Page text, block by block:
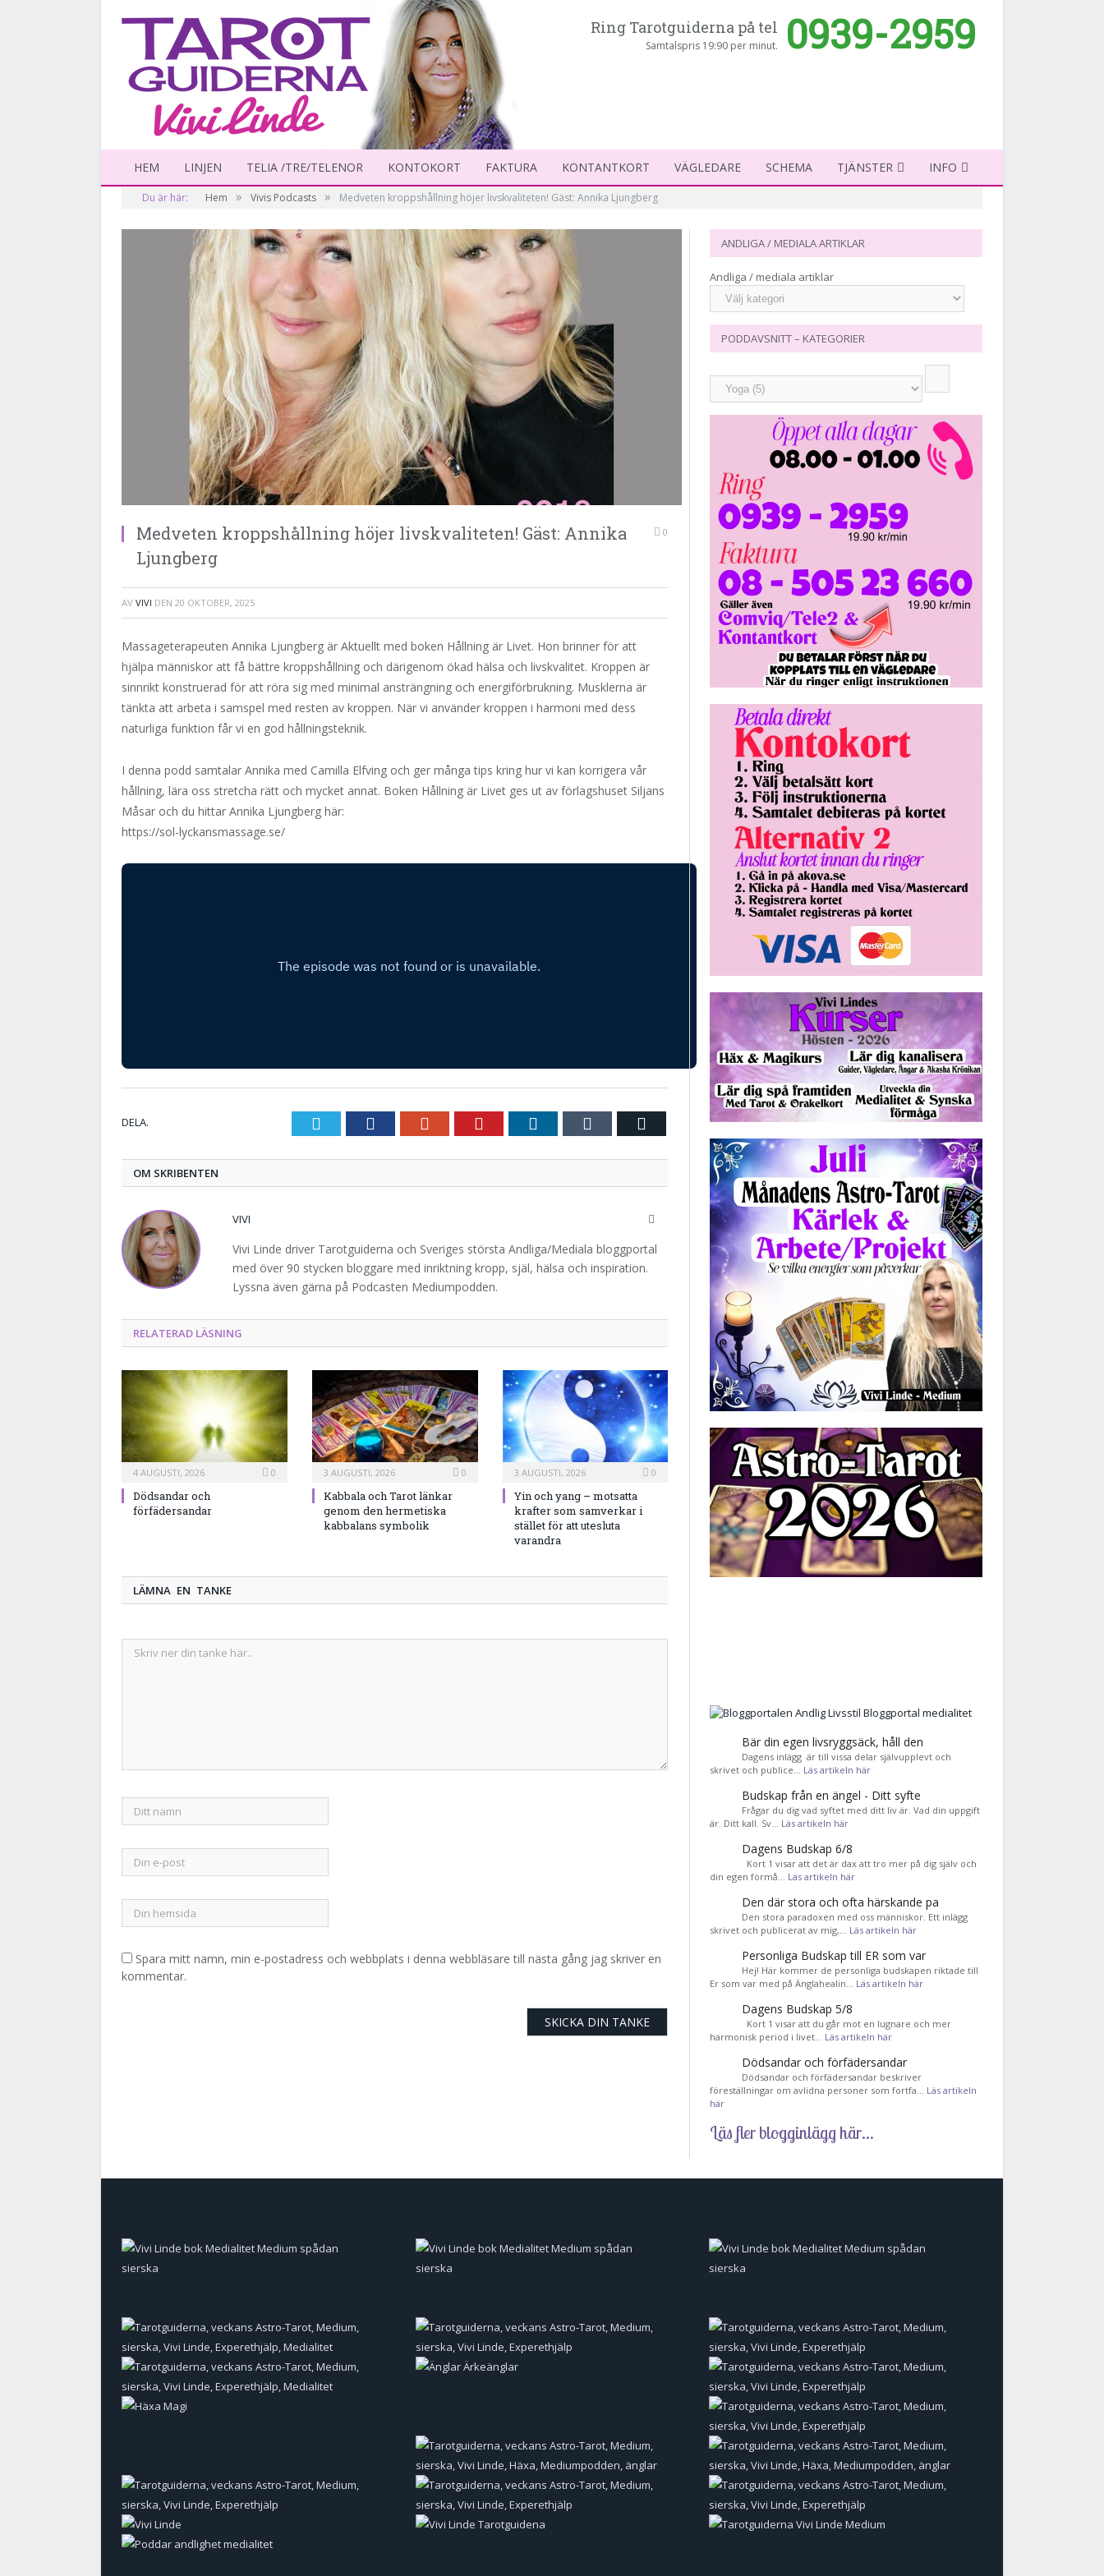
Ring Tarotguiderna på tel
Samtalspris 19:90 per minut. 0939-2959
HEM LINJEN TELIA /TRE/TELENOR KONTOKORT FAKTURA KONTANTKORT VÄGLEDARE SCHEMA TJÄNSTER INFO
Du är här: Hem » Vivis Podcasts » Medveten kroppshållning höjer livskvaliteten! Gäst: Annika Ljungberg
Medveten kroppshållning höjer livskvaliteten! Gäst: Annika
Ljungberg
0
AV VIVI DEN 20 OKTOBER, 2025
Massageterapeuten Annika Ljungberg är Aktuellt med boken Hållning är Livet. Hon brinner för att
hjälpa människor att få bättre kroppshållning och därigenom ökad hälsa och livskvalitet. Kroppen är
sinnrikt konstruerad för att röra sig med minimal ansträngning och energiförbrukning. Musklerna är
tänkta att arbeta i samspel med resten av kroppen. När vi använder kroppen i harmoni med dess
naturliga funktion får vi en god hållningsteknik.
I denna podd samtalar Annika med Camilla Elfving och ger många tips kring hur vi kan korrigera vår
hållning, lära oss stretcha rätt och mycket annat. Boken Hållning är Livet ges ut av förlagshuset Siljans
Måsar och du hittar Annika Ljungberg här:
https://sol-lyckansmassage.se/
DELA. Twitter Facebook Google+ Pinterest LinkedIn Tumblr
OM SKRIBENTEN
VIVI
Vivi Linde driver Tarotguiderna och Sveriges största Andliga/Mediala bloggportal
med över 90 stycken bloggare med inriktning kropp, själ, hälsa och inspiration.
Lyssna även gärna på Podcasten Mediumpodden.
RELATERAD LÄSNING
4 AUGUSTI, 2026 0
Dödsandar och
förfädersandar
3 AUGUSTI, 2026 0
Kabbala och Tarot länkar
genom den hermetiska
kabbalans symbolik
3 AUGUSTI, 2026 0
Yin och yang – motsatta
krafter som samverkar i
stället för att utesluta
varandra
LÄMNA EN TANKE
Spara mitt namn, min e-postadress och webbplats i denna webbläsare till nästa gång jag skriver en
kommentar.
ANDLIGA / MEDIALA ARTIKLAR
Andliga / mediala artiklar
PODDAVSNITT – KATEGORIER
Bär din egen livsryggsäck, håll den
Dagens inlägg är till vissa delar självupplevt och
skrivet och publice… Läs artikeln här
Budskap från en ängel - Ditt syfte
Frågar du dig vad syftet med ditt liv är. Vad din uppgift
är. Ditt kall. Sv… Läs artikeln här
Dagens Budskap 6/8
Kort 1 visar att det är dax att tro mer på dig själv och
din egen förmå… Läs artikeln här
Den där stora och ofta härskande pa
Den stora paradoxen med oss människor. Ett inlägg
skrivet och publicerat av mig,… Läs artikeln här
Personliga Budskap till ER som var
Hej! Här kommer de personliga budskapen riktade till
Er som var med på Änglahealin… Läs artikeln här
Dagens Budskap 5/8
Kort 1 visar att du går mot en lugnare och mer
harmonisk period i livet… Läs artikeln här
Dödsandar och förfädersandar
Dödsandar och förfädersandar beskriver
föreställningar om avlidna personer som fortfa… Läs artikeln
här
Läs fler blogginlägg här...